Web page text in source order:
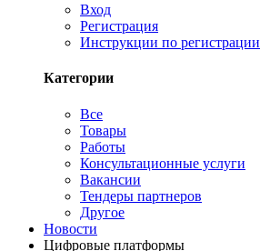
Вход
Регистрация
Инструкции по регистрации
Категории
Все
Товары
Работы
Консультационные услуги
Вакансии
Тендеры партнеров
Другое
Новости
Цифровые платформы